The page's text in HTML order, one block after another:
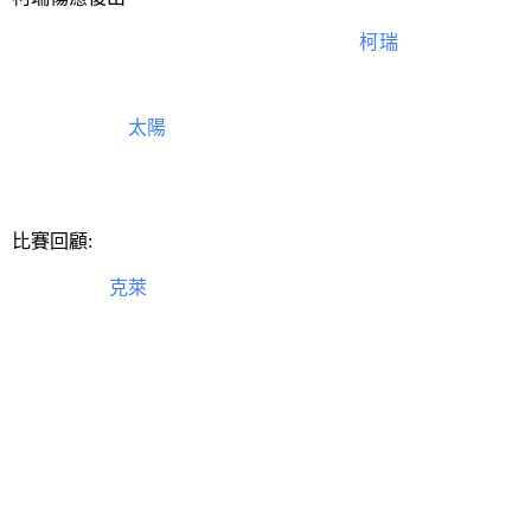
今天勇士坐鎮主場迎戰太陽。本場比賽，柯瑞
太陽
比賽回顧:
克萊